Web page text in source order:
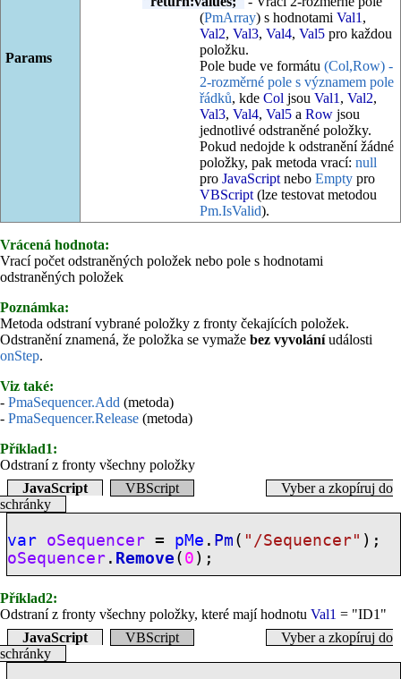
Params
(PmArray) s hodnotami Val1 ,
Val2, Val3, Val4, Val5pro každou
položku.
Pole bude ve formátu (Col,Row) -
2-rozměrné pole s významem pole
řádků, kde Col jsou Val1 , Val2,
Val3, Val4, Val5a Rowjsou
jednotlivé odstraněné položky.
Pokud nedojde k odstranění žádné
položky, pak metoda vrací: null
pro JavaScriptnebo Emptypro
VBScript(lze testovat metodou
Pm.IsValid).
Vrácená hodnota:
Vrací počet odstraněných položek nebo pole s hodnotami
odstraněných položek
Poznámka:
Metoda odstraní vybrané položky z fronty čekajících položek.
Odstranění znamená, že položka se vymaže bez vyvoláníudálosti
onStep.
Viz také:
- PmaSequencer.Add (metoda)
- PmaSequencer.Release (metoda)
Příklad1:
Odstraní z fronty všechny položky
JavaScript
VBScript
Vyber a zkopíruj do
schránky
var oSequencer = pMe . Pm ( "/Sequencer" );
oSequencer . Remove ( 0 );
Příklad2:
Odstraní z fronty všechny položky, které mají hodnotu Val1 = "ID1"
JavaScript
VBScript
Vyber a zkopíruj do
schránky